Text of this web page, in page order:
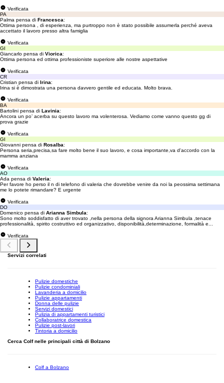
Verificata
PA
Palma pensa di Francesca:
Ottima persona , di esperienza, ma purtroppo non è stato possibile assumerla perché aveva
accettato il lavoro presso altra famiglia
Verificata
GI
Giancarlo pensa di Viorica:
Ottima persona ed ottima professioniste superiore alle nostre aspettative
Verificata
CR
Cristian pensa di Irina:
Irina si è dimostrata una persona davvero gentile ed educata. Molto brava.
Verificata
BA
Bartolini pensa di Lavinia:
Ancora un po’ acerba su questo lavoro ma volenterosa. Vediamo come vanno questo gg di
prova grazie
Verificata
GI
Giovanni pensa di Rosalba:
Persona seria,precisa,sa fare molto bene il suo lavoro, e cosa importante,va d'accordo con la
mamma anziana
Verificata
AO
Ada pensa di Valeria:
Per favore ho perso il n di telefono di valeria che dovrebbe venire da noi la peossima settimana
me lo potete rimandare? E urgente
Verificata
DO
Domenico pensa di Arianna Simbula:
Sono molto soddisfatto di aver trovato ,nella persona della signora Arianna Simbula ,tenace
professionalità, spirito costruttivo ed organizzativo, disponibilità,determinazione, formalità e...
Verificata
Servizi correlati
Pulizie domestiche
Pulizie condominiali
Lavanderia a domicilio
Pulizie appartamenti
Donna delle pulizie
Servizi domestici
Pulizia di appartamenti turistici
Collaboratrice domestica
Pulizie post-lavori
Tintoria a domicilio
Cerca Colf nelle principali città di Bolzano
Colf a Bolzano